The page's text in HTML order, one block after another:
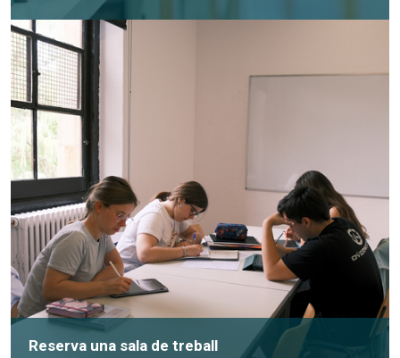
Reserva una sala de treball